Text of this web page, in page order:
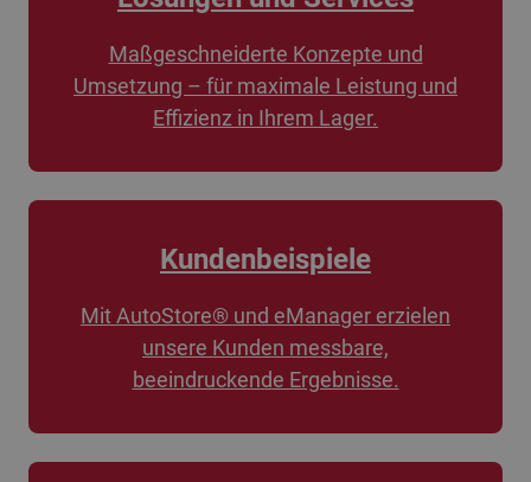
Maßgeschneiderte Konzepte und
Umsetzung – für maximale Leistung und
Effizienz in Ihrem Lager.
Kundenbeispiele
Mit AutoStore® und eManager erzielen
unsere Kunden messbare,
beeindruckende Ergebnisse.